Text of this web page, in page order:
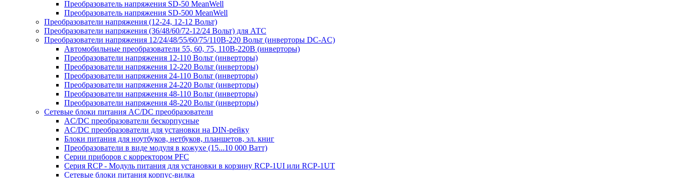
Преобразователь напряжения SD-50 MeanWell
Преобразователь напряжения SD-500 MeanWell
Преобразователи напряжения (12-24, 12-12 Вольт)
Преобразователи напряжения (36/48/60/72-12/24 Вольт) для АТС
Преобразователи напряжения 12/24/48/55/60/75/110В-220 Вольт (инверторы DC-AC)
Автомобильные преобразователи 55, 60, 75, 110В-220В (инверторы)
Преобразователи напряжения 12-110 Вольт (инверторы)
Преобразователи напряжения 12-220 Вольт (инверторы)
Преобразователи напряжения 24-110 Вольт (инверторы)
Преобразователи напряжения 24-220 Вольт (инверторы)
Преобразователи напряжения 48-110 Вольт (инверторы)
Преобразователи напряжения 48-220 Вольт (инверторы)
Сетевые блоки питания AC/DC преобразователи
AC/DC преобразователи бескорпусные
AC/DC преобразователи для установки на DIN-рейку
Блоки питания для ноутбуков, нетбуков, планшетов, эл. книг
Преобразователи в виде модуля в кожухе (15...10 000 Ватт)
Серии приборов с корректором PFC
Серия RCP - Модуль питания для установки в корзину RCP-1UI или RCP-1UT
Сетевые блоки питания корпус-вилка